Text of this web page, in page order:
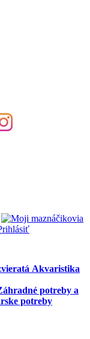
Akvaristika
potreby a
potreby